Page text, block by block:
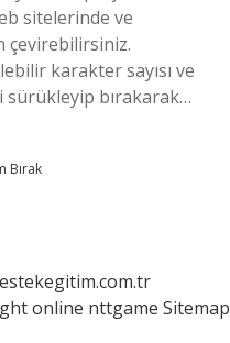
sitelerinde ve
çevirebilirsiniz.
karakter sayısı ve
sürükleyip bırakarak…
Bırak
online nttgame Sitemap